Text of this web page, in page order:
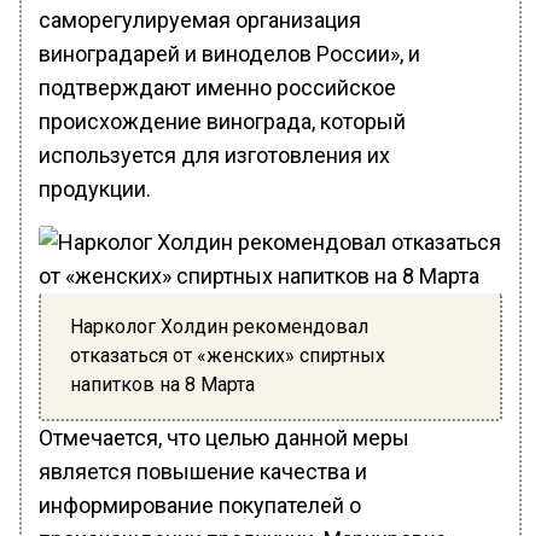
саморегулируемая организация
виноградарей и виноделов России», и
подтверждают именно российское
происхождение винограда, который
используется для изготовления их
продукции.
Нарколог Холдин рекомендовал
отказаться от «женских» спиртных
напитков на 8 Марта
Отмечается, что целью данной меры
является повышение качества и
информирование покупателей о